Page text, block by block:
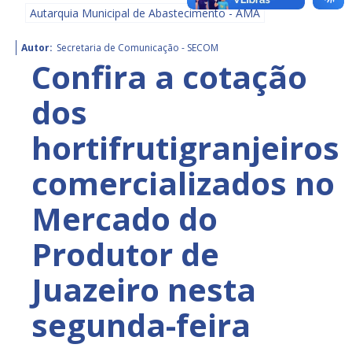
Autarquia Municipal de Abastecimento - AMA
Autor: Secretaria de Comunicação - SECOM
Confira a cotação
dos
hortifrutigranjeiros
comercializados no
Mercado do
Produtor de
Juazeiro nesta
segunda-feira